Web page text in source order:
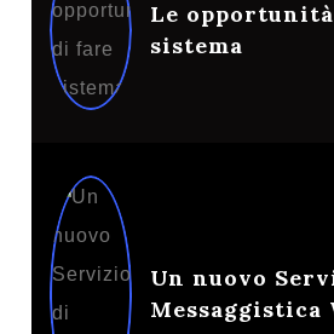
Le
sistema
Un nuovo
Messaggistica